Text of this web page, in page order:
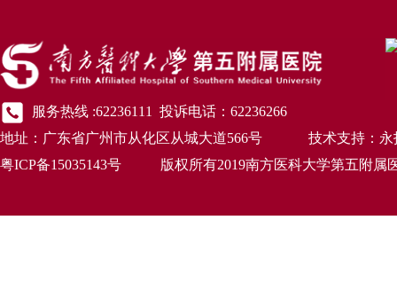
服务热线 :62236111 投诉电话：62236266
地址：广东省广州市从化区从城大道566号 技术支持：永
粤ICP备15035143号 版权所有2019南方医科大学第五附属